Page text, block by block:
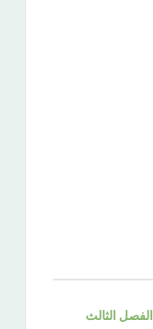
توزيع رياضيات 1-3 الفصل الثالث